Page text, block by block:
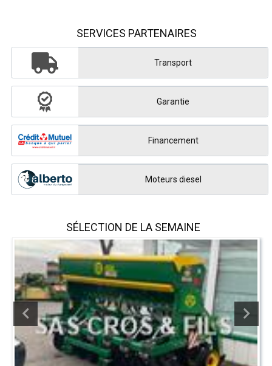
SERVICES PARTENAIRES
Transport
Garantie
Financement
Moteurs diesel
SÉLECTION DE LA SEMAINE